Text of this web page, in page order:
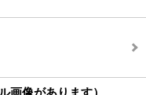
画像があります）